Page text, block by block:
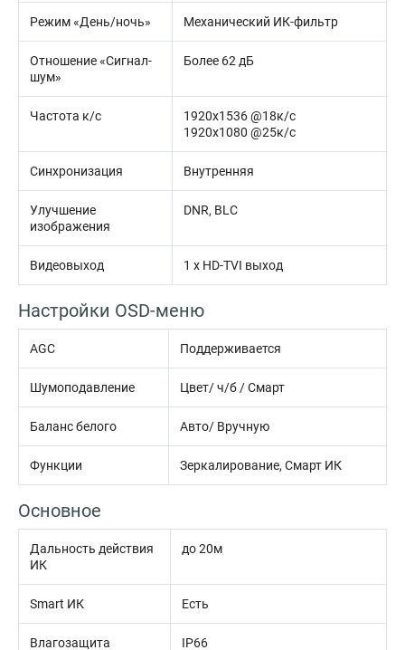
Режим «День/ночь» Механический ИК-фильтр
Отношение «Сигнал-
шум»
Более 62 дБ
Частота к/с
1920х1536 @18к/с
1920х1080 @25к/с
Синхронизация Внутренняя
Улучшение
изображения
DNR, BLC
Видеовыход 1 х HD-TVI выход
Настройки OSD-меню
AGC Поддерживается
Шумоподавление Цвет/ ч/б / Смарт
Баланс белого Авто/ Вручную
Функции Зеркалирование, Смарт ИК
Основное
Дальность действия
ИК
до 20м
Smart ИК Есть
Влагозащита IP66